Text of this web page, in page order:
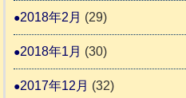
2018年2月 (29)
2018年1月 (30)
2017年12月 (32)